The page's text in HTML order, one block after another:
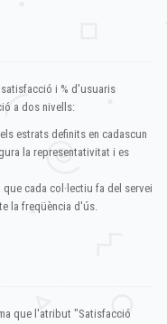
i % d'usuaris
a dos nivells:
estrats definits en cadascun
la representativitat i es
cada col·lectiu fa del servei
la freqüència d'ús.
que l'atribut "Satisfacció